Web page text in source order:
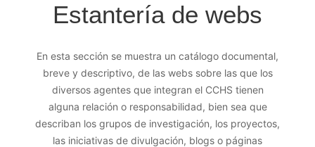
Estantería de webs
En esta sección se muestra un catálogo documental,
breve y descriptivo, de las webs sobre las que los
diversos agentes que integran el CCHS tienen
alguna relación o responsabilidad, bien sea que
describan los grupos de investigación, los proyectos,
las iniciativas de divulgación, blogs o páginas